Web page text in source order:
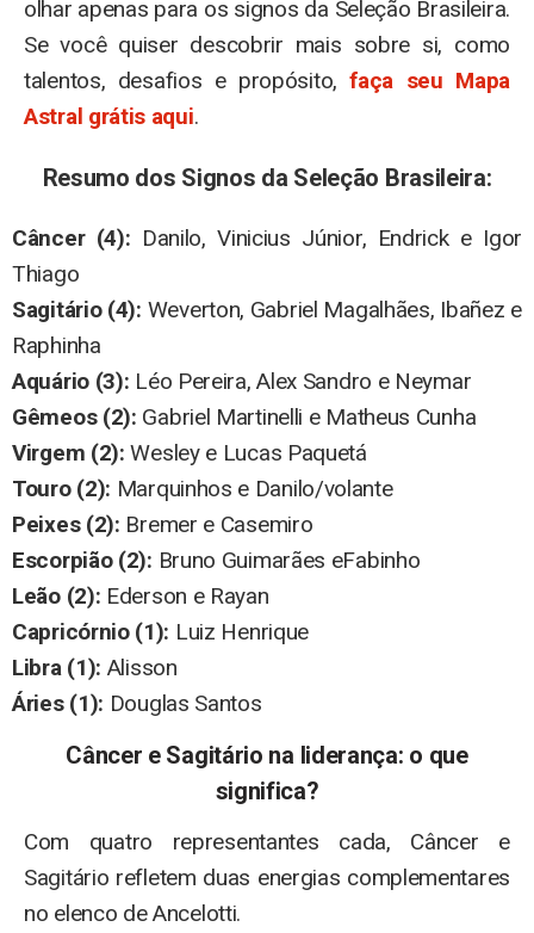
olhar apenas para os signos da Seleção Brasileira.
Se você quiser descobrir mais sobre si, como
talentos, desafios e propósito,faça seu Mapa
Astral grátis aqui.
Resumo dos Signos da Seleção Brasileira:
Câncer (4): Danilo, Vinicius Júnior, Endrick e Igor
Thiago
Sagitário (4): Weverton, Gabriel Magalhães, Ibañez e
Raphinha
Aquário (3): Léo Pereira, Alex Sandro e Neymar
Gêmeos (2): Gabriel Martinelli e Matheus Cunha
Virgem (2): Wesley e Lucas Paquetá
Touro (2): Marquinhos e Danilo/volante
Peixes (2): Bremer e Casemiro
Escorpião (2): Bruno Guimarães eFabinho
Leão (2): Ederson e Rayan
Capricórnio (1): Luiz Henrique
Libra (1): Alisson
Áries (1): Douglas Santos
Câncer e Sagitário na liderança: o que
significa?
Com quatro representantes cada, Câncer e
Sagitário refletem duas energias complementares
no elenco de Ancelotti.